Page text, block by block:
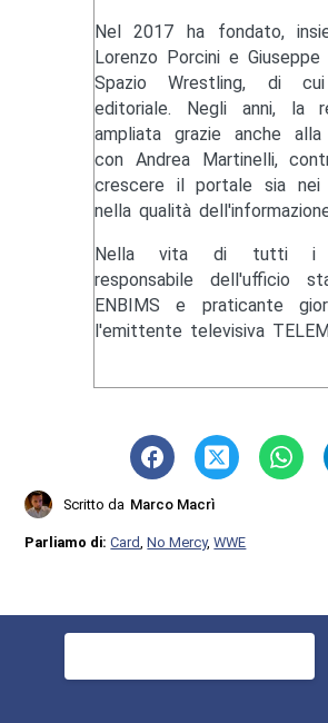
Nel 2017 ha fondato,
Lorenzo Porcini e
Spazio Wrestling, di
editoriale. Negli anni, la
ampliata grazie anche alla
con Andrea Martinelli,
crescere il portale sia nei
nella qualità
Nella vita di tutti i
responsabile dell'ufficio
ENBIMS e praticante
l'emittente televisiva
Scritto da Marco Macrì
Parliamo di:Card ,No Mercy,WWE